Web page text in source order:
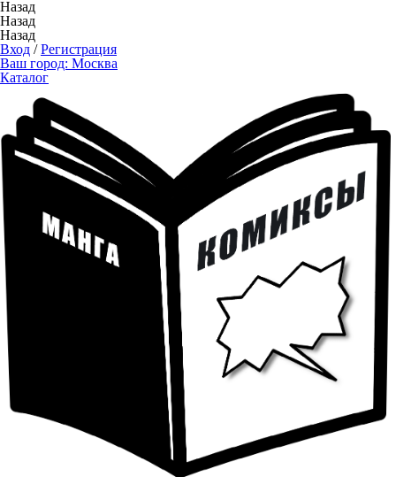
Назад
Назад
Назад
Вход /Регистрация
Ваш город: Москва
Каталог